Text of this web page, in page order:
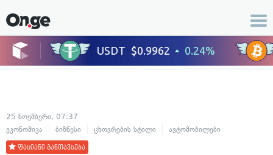
25 ნოემბერი, 07:37
ეკონომიკა
ბიზნესი ცხოვრების სტილი ავტომობილები
ფასიანი განთავსება